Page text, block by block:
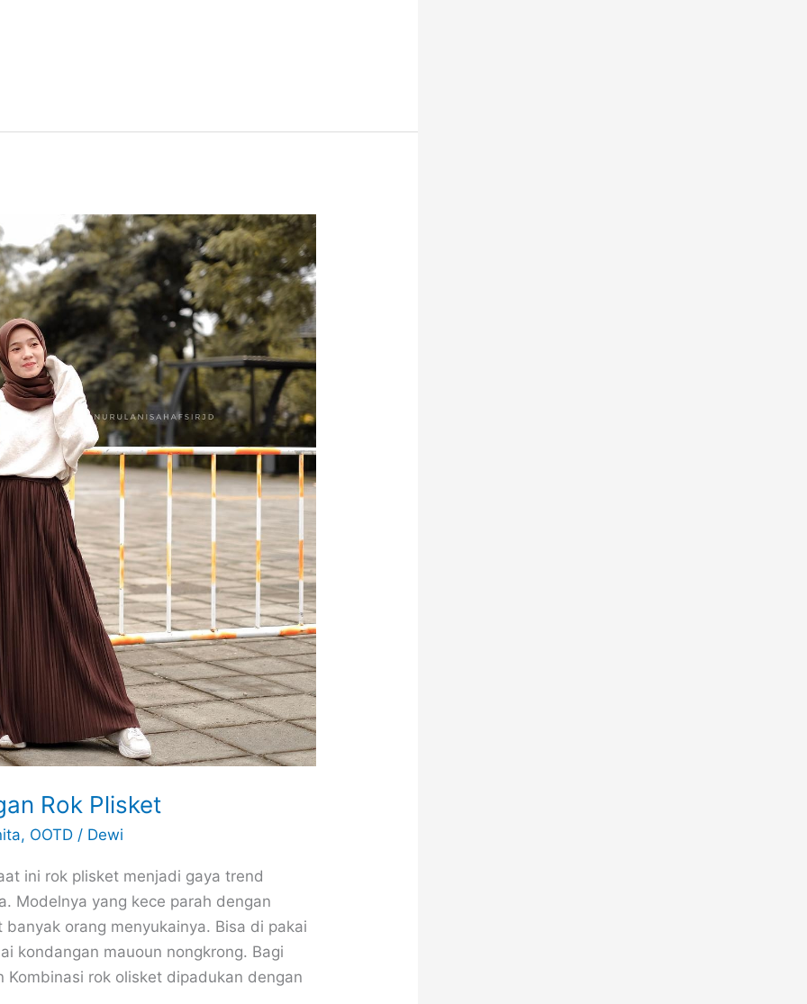
Rok Plisket
, OOTD / Dewi
ini rok plisket menjadi gaya trend
Modelnya yang kece parah dengan
orang menyukainya. Bisa di pakai
kondangan mauoun nongkrong. Bagi
rok olisket dipadukan dengan